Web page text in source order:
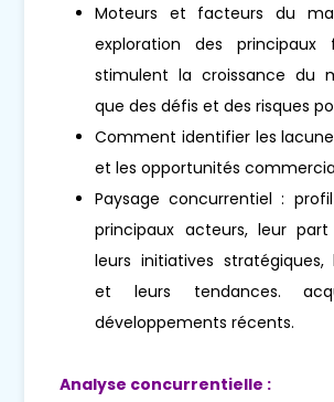
Moteurs et facteurs du
exploration des principaux
stimulent la croissance du
que des défis et des risques
Comment identifier les
et les opportunités
Paysage concurrentiel :
principaux acteurs, leur
leurs initiatives stratégiques,
et leurs tendances.
développements récents.
Analyse concurrentielle :